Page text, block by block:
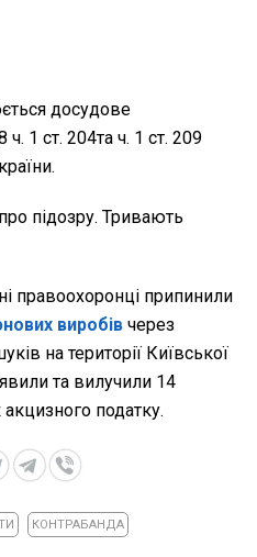
досудове
ч. 1 ст. 204та ч. 1 ст. 209
підозру. Тривають
правоохоронці припинили
виробів через
на території Київської
та вилучили 14
податку.
КОНТРАБАНДА